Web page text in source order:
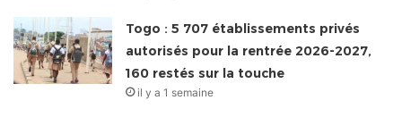
Togo : 5 707 établissements privés
autorisés pour la rentrée 2026-2027,
160 restés sur la touche
il y a 1 semaine